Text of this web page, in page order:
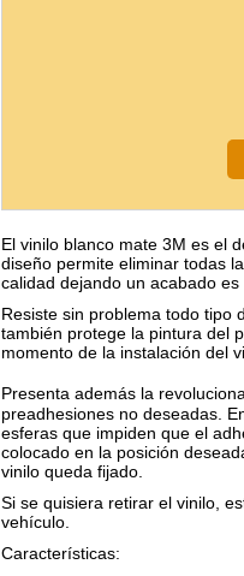
El vinilo blanco mate 3M es el
diseño permite eliminar todas
calidad dejando un acabado es
Resiste sin problema todo tipo
también protege la pintura del
momento de la instalación del
Presenta además la
preadhesiones no deseadas.
esferas que impiden que el
colocado en la posición
vinilo queda fijado.
Si se quisiera retirar el vinilo,
vehículo.
Características: